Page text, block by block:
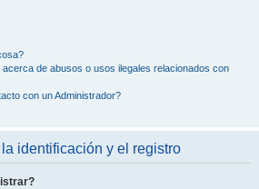
de abusos o usos ilegales relacionados con
con un Administrador?
identificación y el registro